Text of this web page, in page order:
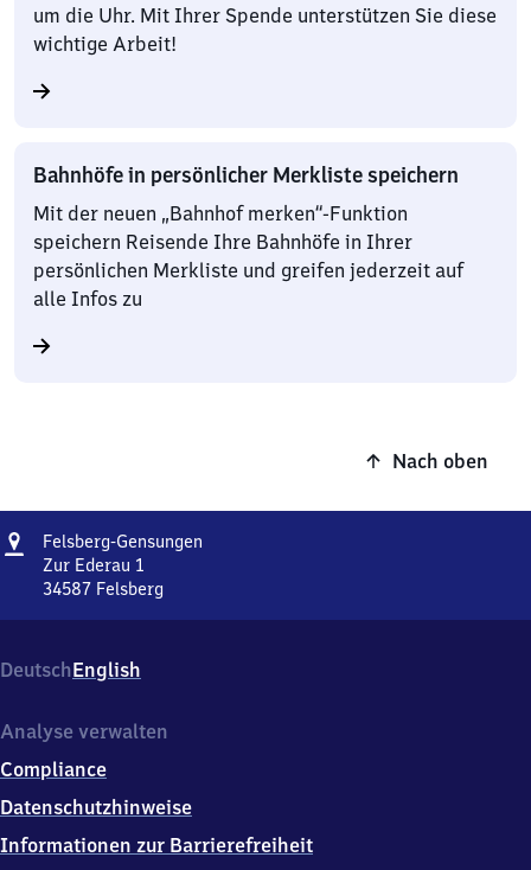
um die Uhr. Mit Ihrer Spende unterstützen Sie diese
wichtige Arbeit!
Bahnhöfe in persönlicher Merkliste speichern
Mit der neuen „Bahnhof merken“-Funktion
speichern Reisende Ihre Bahnhöfe in Ihrer
persönlichen Merkliste und greifen jederzeit auf
alle Infos zu
Nach oben
Adresse
Felsberg-Gensungen
Zur Ederau 1
34587 Felsberg
Zur
Ederau
3
5
8
Felsberg
DeutschEnglish
Analyse verwalten
Compliance
Datenschutzhinweise
Informationen zur Barrierefreiheit